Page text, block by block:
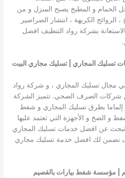
الحمام و المطبخ يصبح المنزل و من
الكريهة ، انتشار الصراصير
بشركة رواد التنظيف افضل
تسليك المجاري | تسليك مجاري البيت
مجال تسليك المجاري ، و شركة رواد
شركات الصرف الصحي. تتميز الشركة
إلماما بطرق تسليك المجاري و شفط
و الضخ و الأجهزة التي تعتمد عليها
عن افضل خدمات تسليك المجاري
نضمن لك افضل خدمة تسليك مجاري
| مؤسسة شفط بيارات بالقصيم